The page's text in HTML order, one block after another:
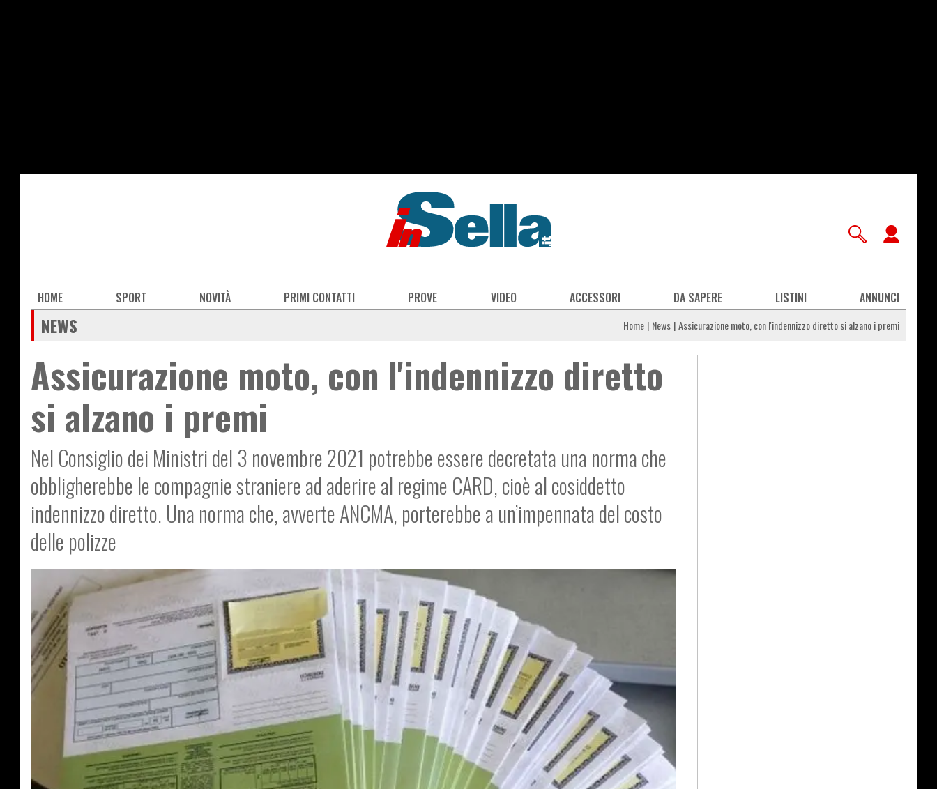
Main
navigation
HOME SPORT NOVITÀ PRIMI CONTATTI PROVE VIDEO ACCESSORI DA SAPERE LISTINI ANNUNCI
NEWS Home News Assicurazione moto, con l'indennizzo diretto si alzano i premi
Assicurazione moto, con l'indennizzo diretto
si alzano i premi
Nel Consiglio dei Ministri del 3 novembre 2021 potrebbe essere decretata una norma che
obbligherebbe le compagnie straniere ad aderire al regime CARD, cioè al cosiddetto
indennizzo diretto. Una norma che, avverte ANCMA, porterebbe a un’impennata del costo
delle polizze